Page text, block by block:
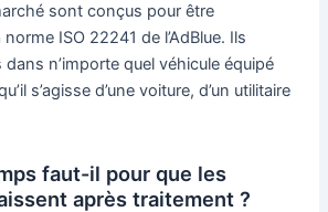
sont conçus pour être
ISO 22241 de l’AdBlue. Ils
n’importe quel véhicule équipé
s’agisse d’une voiture, d’un utilitaire
faut-il pour que les
après traitement ?